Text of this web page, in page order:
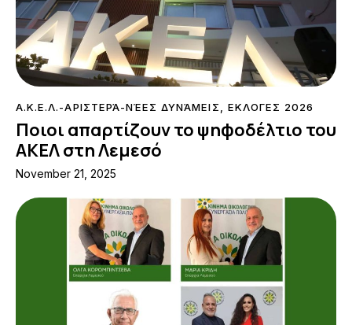
Α.Κ.Ε.Λ.-ΑΡΙΣΤΕΡΆ-ΝΈΕΣ ΔΥΝΆΜΕΙΣ, ΕΚΛΟΓΕΣ 2026
Ποιοι απαρτίζουν το ψηφοδέλτιο του
ΑΚΕΛ στη Λεμεσό
November 21, 2025